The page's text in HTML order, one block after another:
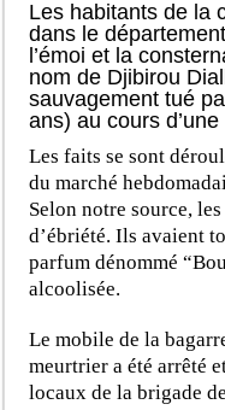
Les habitants de la
dans le
l’émoi et la
nom de Djibirou
sauvagement tué
ans) au cours
Les faits se sont
du marché
Selon notre source,
d’ébriété. Ils avaient
parfum dénommé
alcoolisée.
Le mobile de la
meurtrier a été arrêté
locaux de la brigade